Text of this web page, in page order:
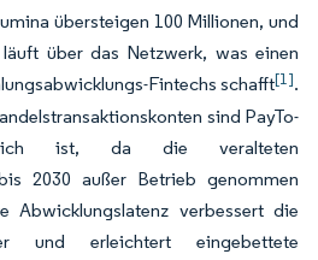
übersteigen 100 Millionen, und
über das Netzwerk, was einen
Fintechs schafft[1].
sind PayTo-
ist, da die veralteten
2030 außer Betrieb genommen
Abwicklungslatenz verbessert die
und erleichtert eingebettete